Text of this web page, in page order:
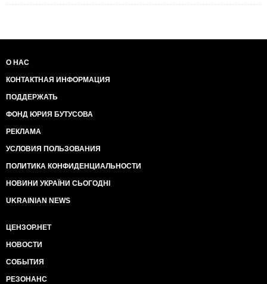
О НАС
КОНТАКТНАЯ ИНФОРМАЦИЯ
ПОДДЕРЖАТЬ
ФОНД ЮРИЯ БУТУСОВА
РЕКЛАМА
УСЛОВИЯ ПОЛЬЗОВАНИЯ
ПОЛИТИКА КОНФИДЕНЦИАЛЬНОСТИ
НОВИНИ УКРАЇНИ СЬОГОДНІ
UKRAINIAN NEWS
ЦЕНЗОР.НЕТ
НОВОСТИ
СОБЫТИЯ
РЕЗОНАНС